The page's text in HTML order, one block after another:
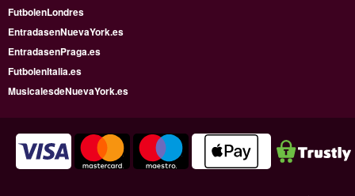
FutbolenLondres
EntradasenNuevaYork.es
EntradasenPraga.es
FutbolenItalia.es
MusicalesdeNuevaYork.es